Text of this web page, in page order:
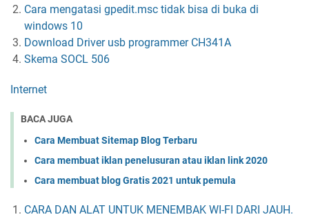
Cara mengatasi gpedit.msc tidak bisa di buka di
windows 10
Download Driver usb programmer CH341A
Skema SOCL 506
Internet
BACA JUGA
Cara Membuat Sitemap Blog Terbaru
Cara membuat iklan penelusuran atau iklan link 2020
Cara membuat blog Gratis 2021 untuk pemula
CARA DAN ALAT UNTUK MENEMBAK WI-FI DARI JAUH.